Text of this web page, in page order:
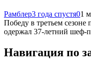
Рамблер3 года спустя01
Победу в третьем сезоне
одержал 37-летний
Навигация по